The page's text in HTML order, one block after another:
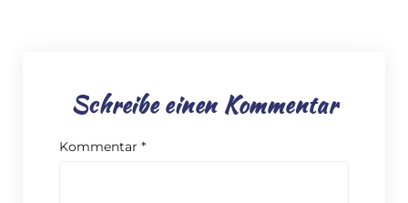
Schreibe einen Kommentar
Kommentar *